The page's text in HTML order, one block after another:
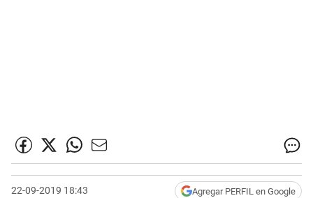
22-09-2019 18:43 Agregar PERFIL en Google